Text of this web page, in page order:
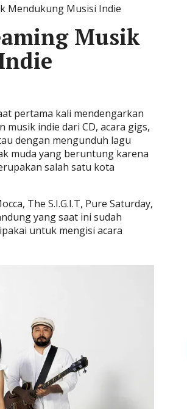
Mendukung Musisi Indie
Musik
pertama kali mendengarkan
musik indie dari CD, acara gigs,
dengan mengunduh lagu
muda yang beruntung karena
salah satu kota
The S.I.G.I.T, Pure Saturday,
yang saat ini sudah
untuk mengisi acara